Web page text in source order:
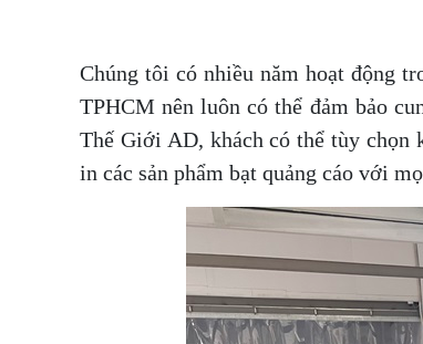
Chúng tôi có nhiều năm hoạt động
TPHCM nên luôn có thể đảm bảo
Thế Giới AD, khách có thể tùy chọn
in các sản phẩm bạt quảng cáo với